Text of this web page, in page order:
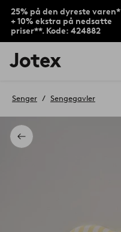
25% på den dyreste varen*
+ 10% ekstra på nedsatte
priser**. Kode: 424882
Jotex’
logo
til
Tilbake
Senger Sengegavler